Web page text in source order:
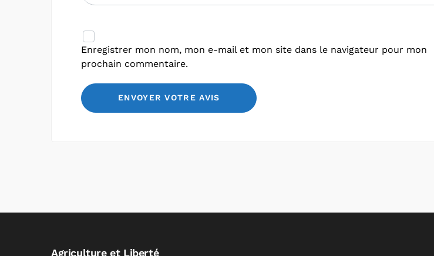
Enregistrer mon nom, mon e-mail et mon site dans le navigateur pour mon
prochain commentaire.
Agriculture et Liberté